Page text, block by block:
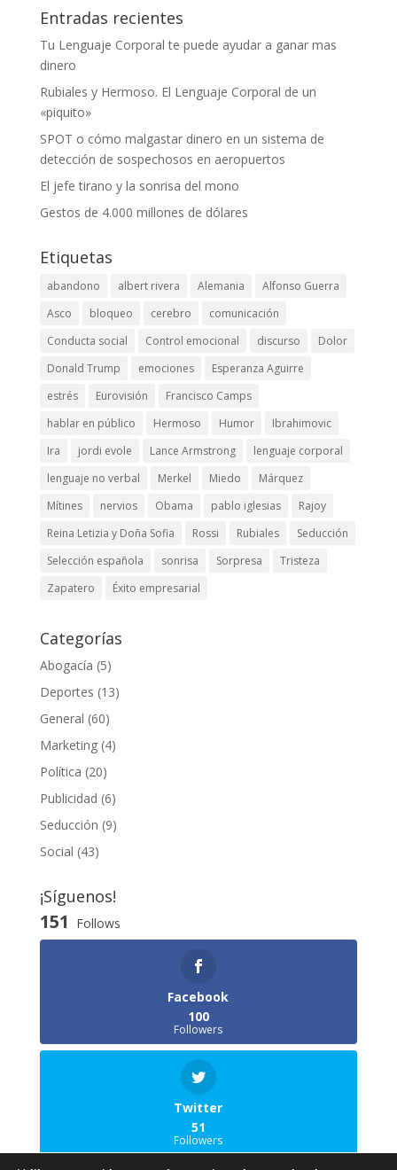
Entradas recientes
Tu Lenguaje Corporal te puede ayudar a ganar mas
dinero
Rubiales y Hermoso. El Lenguaje Corporal de un
«piquito»
SPOT o cómo malgastar dinero en un sistema de
detección de sospechosos en aeropuertos
El jefe tirano y la sonrisa del mono
Gestos de 4.000 millones de dólares
Etiquetas
abandono albert rivera Alemania
Alfonso Guerra
Asco
bloqueo cerebro
comunicación
Conducta social
Control emocional discurso
Dolor
Donald Trump
emociones
Esperanza Aguirre
estrés
Eurovisión
Francisco Camps
hablar en público
Hermoso Humor
Ibrahimovic
Ira
jordi evole Lance Armstrong
lenguaje corporal
lenguaje no verbal
Merkel Miedo
Márquez
Mítines
nervios Obama pablo iglesias
Rajoy
Reina Letizia y Doña Sofia
Rossi Rubiales
Seducción
Selección española
sonrisa Sorpresa
Tristeza
Zapatero
Éxito empresarial
Categorías
Abogacía (5)
Deportes (13)
General (60)
Marketing(4)
Política (20)
Publicidad (6)
Seducción (9)
Social (43)
¡Síguenos!
151 Follows
Facebook
100
Followers
Twitter
51
Followers